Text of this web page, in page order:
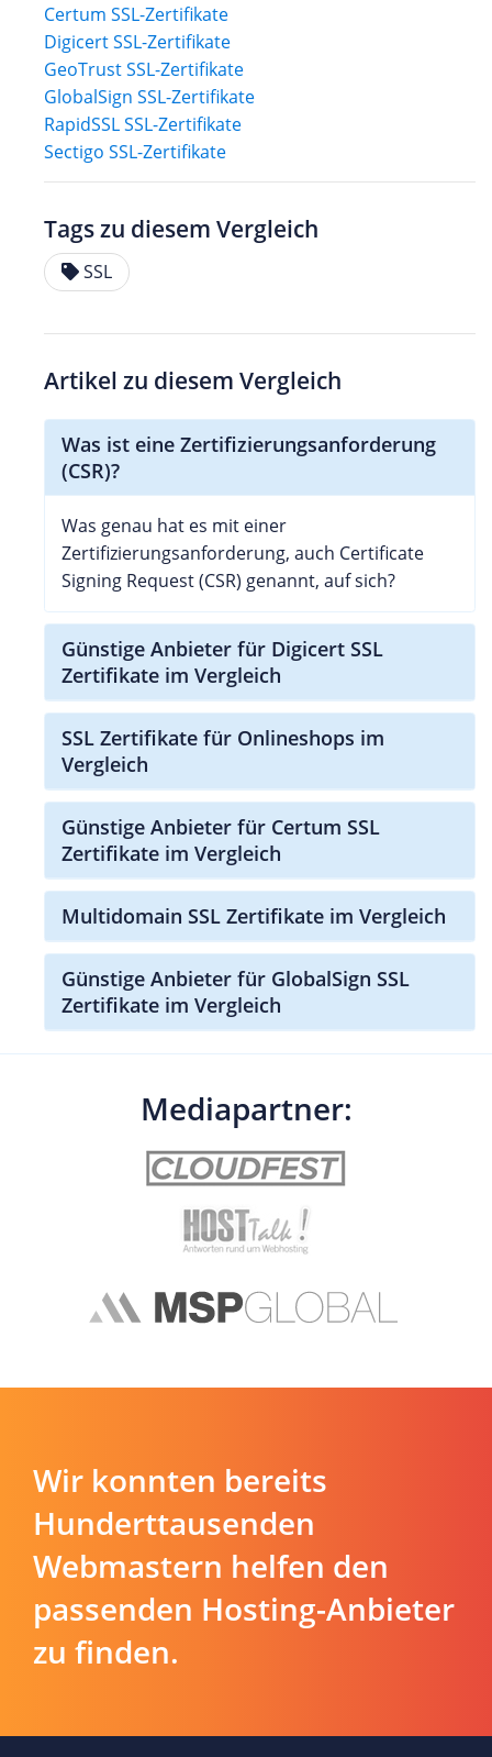
Certum SSL-Zertifikate
Digicert SSL-Zertifikate
GeoTrust SSL-Zertifikate
GlobalSign SSL-Zertifikate
RapidSSL SSL-Zertifikate
Sectigo SSL-Zertifikate
Tags zu diesem Vergleich
SSL
Artikel zu diesem Vergleich
Was ist eine Zertifizierungsanforderung
(CSR)?
Was genau hat es mit einer
Zertifizierungsanforderung, auch Certificate
Signing Request (CSR) genannt, auf sich?
Günstige Anbieter für Digicert SSL
Zertifikate im Vergleich
SSL Zertifikate für Onlineshops im
Vergleich
Günstige Anbieter für Certum SSL
Zertifikate im Vergleich
Multidomain SSL Zertifikate im Vergleich
Günstige Anbieter für GlobalSign SSL
Zertifikate im Vergleich
Mediapartner:
Wir konnten bereits
Hunderttausenden
Webmastern helfen den
passenden Hosting-Anbieter
zu finden.